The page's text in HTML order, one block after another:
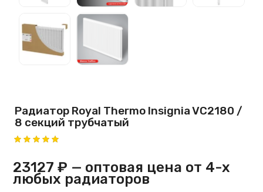
Радиатор Royal Thermo Insignia VC2180 /
8 секций трубчатый
23127 ₽ — оптовая цена от 4-х
любых радиаторов